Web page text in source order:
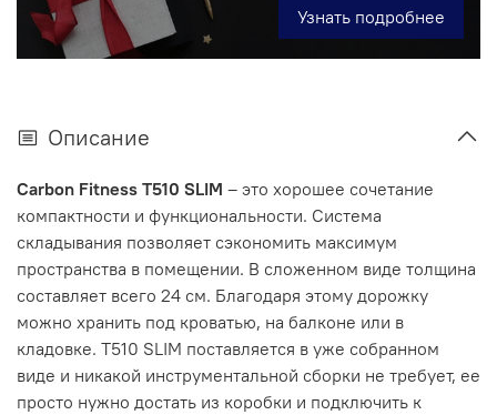
Узнать подробнее
Описание
Carbon Fitness T510 SLIM – это хорошее сочетание
компактности и функциональности. Система
складывания позволяет сэкономить максимум
пространства в помещении. В сложенном виде толщина
составляет всего 24 см. Благодаря этому дорожку
можно хранить под кроватью, на балконе или в
кладовке. T510 SLIM поставляется в уже собранном
виде и никакой инструментальной сборки не требует, ее
просто нужно достать из коробки и подключить к